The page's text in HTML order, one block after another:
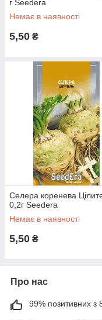
г Seedera
Немає в наявності
5,50 ₴
Селера коренева
0,2г Seedera
Немає в наявності
5,50 ₴
Про нас
99% позитивних з